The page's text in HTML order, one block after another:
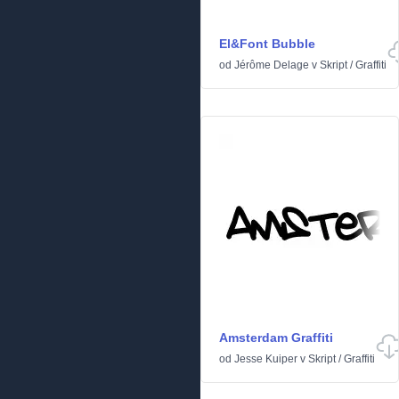
El&Font Bubble
od Jérôme Delage v Skript/Graffiti
Amsterdam Graffiti
od Jesse Kuiper v Skript/Graffiti